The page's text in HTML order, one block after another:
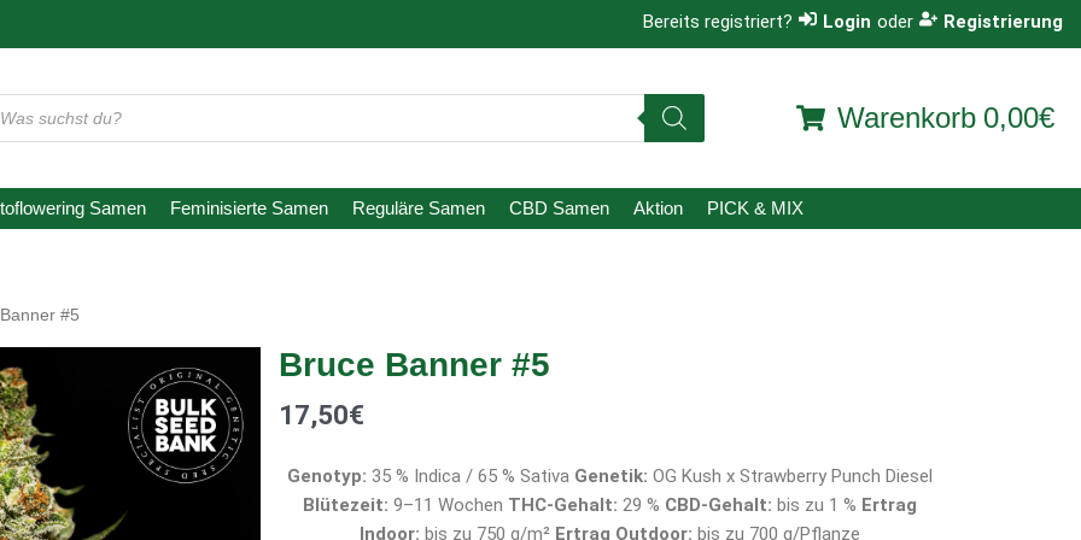
Bereits registriert? Login oder Registrierung
Warenkorb 0,00€
Samen Feminisierte Samen Reguläre Samen CBD Samen Aktion PICK & MIX
#5
Bruce Banner #5 ​​
17,50€
Genotyp: 35 % Indica / 65 % Sativa Genetik: OG Kush x Strawberry Punch Diesel
Blütezeit: 9–11 Wochen THC-Gehalt: 29 % CBD-Gehalt: bis zu 1 % Ertrag
Indoor: bis zu 750 g/m² Ertrag Outdoor: bis zu 700 g/Pflanze